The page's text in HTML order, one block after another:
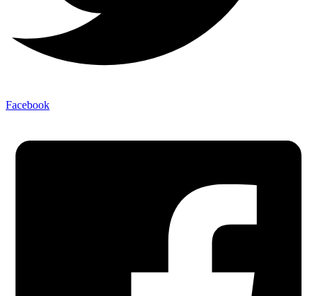
Facebook